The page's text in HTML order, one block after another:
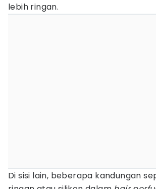
lebih ringan.
Di sisi lain, beberapa kandungan